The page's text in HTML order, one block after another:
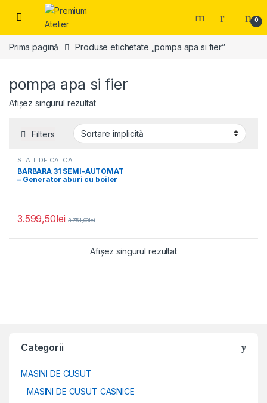
Skip to navigation
Skip to content
0
Prima pagină Produse etichetate „pompa apa si fier”
pompa apa si fier
Afișez singurul rezultat
Filters
STATII DE CALCAT
PROFESIONALE
BARBARA 31 SEMI-AUTOMAT
– Generator aburi cu boiler
3.599,50lei 3.751,00lei
Afișez singurul rezultat
Categorii
MASINI DE CUSUT
MASINI DE CUSUT CASNICE